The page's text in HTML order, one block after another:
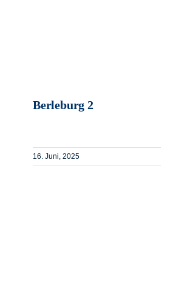
Berleburg 2
16. Juni, 2025